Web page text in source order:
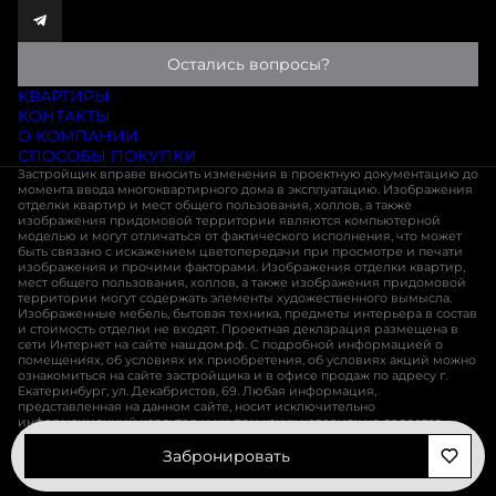
Остались вопросы?
КВАРТИРЫ
КОНТАКТЫ
О КОМПАНИИ
СПОСОБЫ ПОКУПКИ
Застройщик вправе вносить изменения в проектную документацию до
момента ввода многоквартирного дома в эксплуатацию. Изображения
отделки квартир и мест общего пользования, холлов, а также
изображения придомовой территории являются компьютерной
моделью и могут отличаться от фактического исполнения, что может
быть связано с искажением цветопередачи при просмотре и печати
изображения и прочими факторами. Изображения отделки квартир,
мест общего пользования, холлов, а также изображения придомовой
территории могут содержать элементы художественного вымысла.
Изображенные мебель, бытовая техника, предметы интерьера в состав
и стоимость отделки не входят. Проектная декларация размещена в
сети Интернет на сайте наш.дом.рф. С подробной информацией о
помещениях, об условиях их приобретения, об условиях акций можно
ознакомиться на сайте застройщика и в офисе продаж по адресу г.
Екатеринбург, ул. Декабристов, 69. Любая информация,
представленная на данном сайте, носит исключительно
информационный характер и ни при каких условиях не является
публичной офертой, определяемой положениями статьи 437 ГК РФ
Забронировать